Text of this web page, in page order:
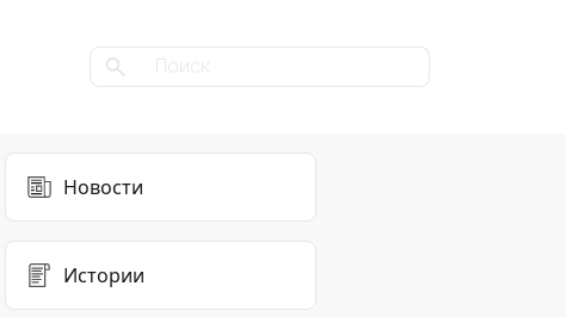
Новости
Истории